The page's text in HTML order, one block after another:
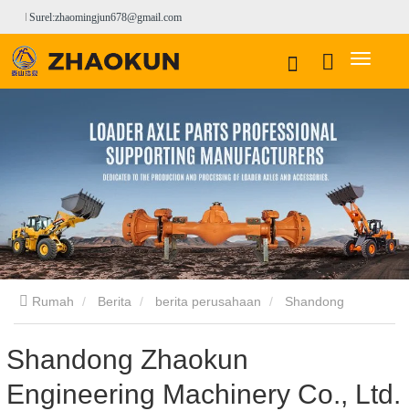
Surel:zhaomingjun678@gmail.com
Rumah Berita berita perusahaan
dan menyelesaikan pesanan untuk poros penggerak
Shandong Zhaokun
Engineering Machinery Co., Ltd.